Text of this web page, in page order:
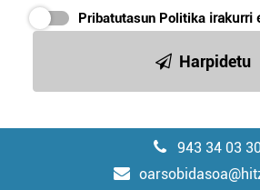
Pribatutasun Politika irakurri
Harpidetu
943 34 03